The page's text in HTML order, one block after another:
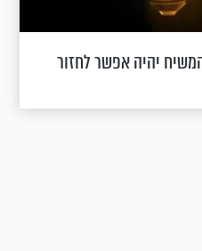
יהיה אפשר לחזור